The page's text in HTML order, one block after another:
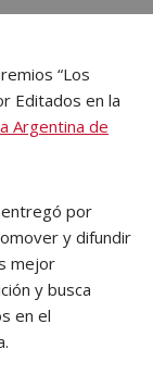
“Los
Editados en la
Argentina de
entregó por
y difundir
mejor
y busca
en el